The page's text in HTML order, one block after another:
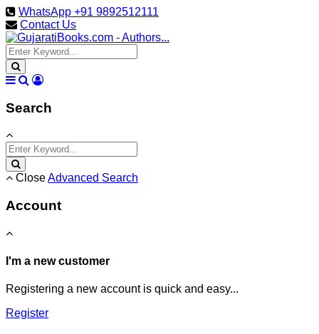
WhatsApp +91 9892512111
Contact Us
Search
CloseAdvanced Search
Account
I'm a new customer
Registering a new account is quick and easy...
Register